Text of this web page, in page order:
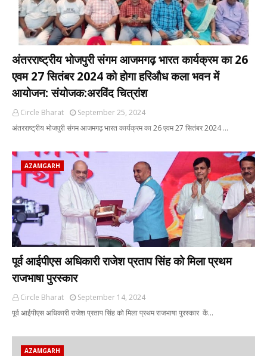
अंतरराष्ट्रीय भोजपुरी संगम आजमगढ़ भारत कार्यक्रम का 26
एवम 27 सितंबर 2024 को होगा हरिऔध कला भवन में
आयोजन: संयोजक:अरविंद चित्रांश
Circle Bharat
September 25, 2024
अंतरराष्ट्रीय भोजपुरी संगम आजमगढ़ भारत कार्यक्रम का 26 एवम 27 सितंबर 2024 …
AZAMGARH
पूर्व आईपीएस अधिकारी राजेश प्रताप सिंह को मिला प्रथम
राजभाषा पुरस्कार
Circle Bharat
September 14, 2024
पूर्व आईपीएस अधिकारी राजेश प्रताप सिंह को मिला प्रथम राजभाषा पुरस्कार कें…
AZAMGARH